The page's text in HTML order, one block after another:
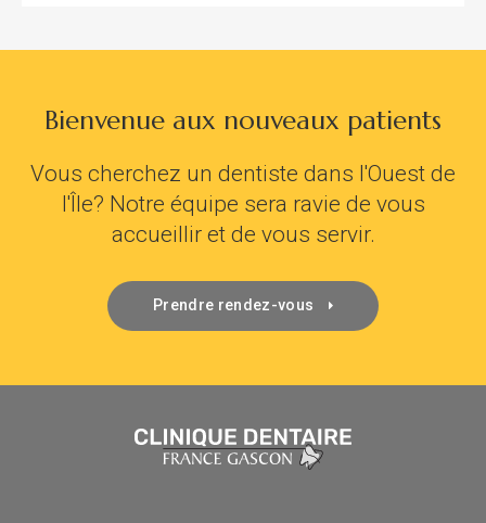
Bienvenue aux nouveaux patients
Vous cherchez un dentiste dans l'Ouest de
l'Île? Notre équipe sera ravie de vous
accueillir et de vous servir.
Prendre rendez-vous